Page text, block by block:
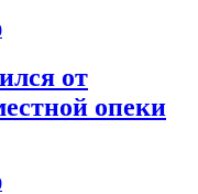
от
опеки